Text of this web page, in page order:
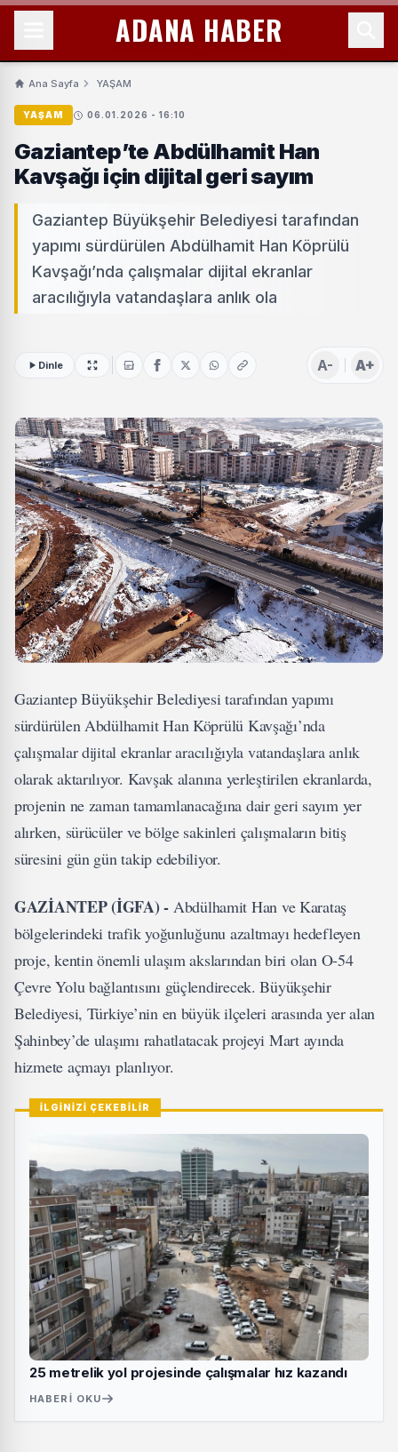
ADANA HABER
Ana Sayfa YAŞAM
YAŞAM 06.01.2026 - 16:10
Gaziantep’te Abdülhamit Han
Kavşağı için dijital geri sayım
Gaziantep Büyükşehir Belediyesi tarafından
yapımı sürdürülen Abdülhamit Han Köprülü
Kavşağı’nda çalışmalar dijital ekranlar
aracılığıyla vatandaşlara anlık ola
Dinle A- A+
Gaziantep Büyükşehir Belediyesi tarafından yapımı
sürdürülen Abdülhamit Han Köprülü Kavşağı’nda
çalışmalar dijital ekranlar aracılığıyla vatandaşlara anlık
olarak aktarılıyor. Kavşak alanına yerleştirilen ekranlarda,
projenin ne zaman tamamlanacağına dair geri sayım yer
alırken, sürücüler ve bölge sakinleri çalışmaların bitiş
süresini gün gün takip edebiliyor.
GAZİANTEP (İGFA) - Abdülhamit Han ve Karataş
bölgelerindeki trafik yoğunluğunu azaltmayı hedefleyen
proje, kentin önemli ulaşım akslarından biri olan O-54
Çevre Yolu bağlantısını güçlendirecek. Büyükşehir
Belediyesi, Türkiye’nin en büyük ilçeleri arasında yer alan
Şahinbey’de ulaşımı rahatlatacak projeyi Mart ayında
hizmete açmayı planlıyor.
İLGİNİZİ ÇEKEBİLİR
25 metrelik yol projesinde çalışmalar hız kazandı
HABERI OKU